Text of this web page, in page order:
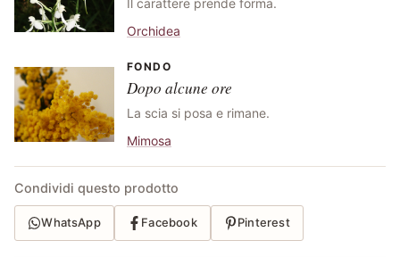
Orchidea
FONDO
Dopo alcune ore
La scia si posa e rimane.
Mimosa
Condividi questo prodotto
WhatsApp Facebook Pinterest